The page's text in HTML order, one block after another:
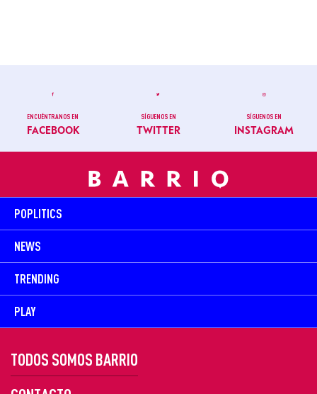
ENCUÉNTRANOS EN
FACEBOOK
SÍGUENOS EN
TWITTER
SÍGUENOS EN
INSTAGRAM
POPLITICS
NEWS
TRENDING
PLAY
TODOS SOMOS BARRIO